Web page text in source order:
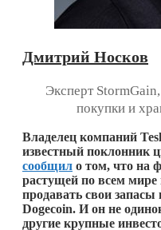
Дмитрий Носков
Эксперт
покупки и
Владелец компаний
известный поклонник
сообщил о том, что на
растущей по всем
продавать свои
Dogecoin. И он не
другие крупные